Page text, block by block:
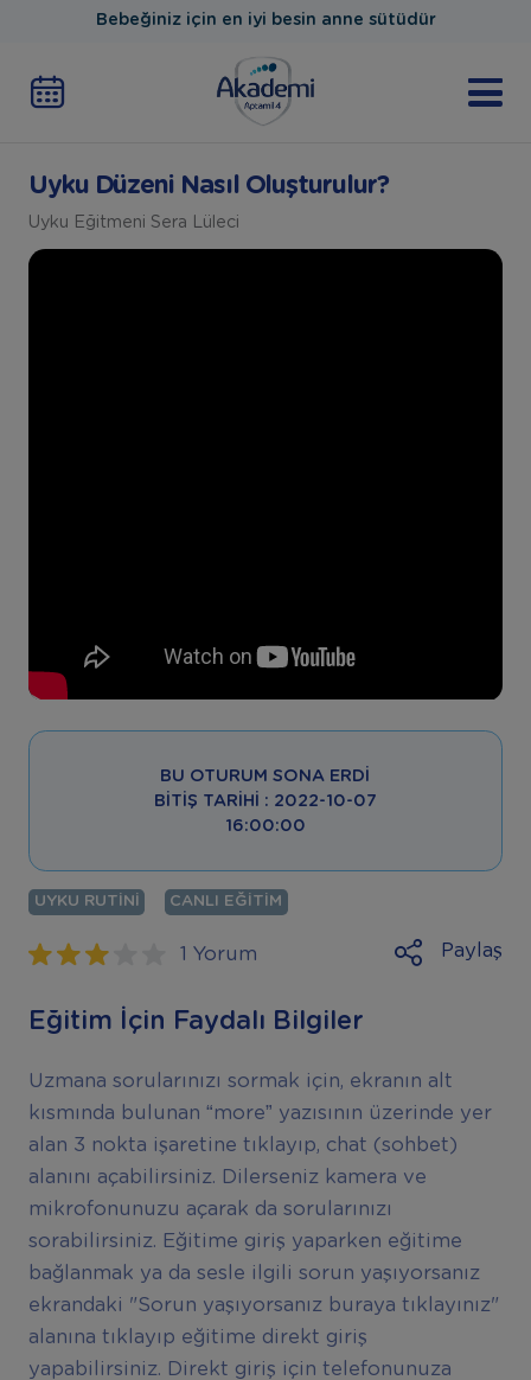
Bebeğiniz için en iyi besin anne sütüdür
Uyku Düzeni Nasıl Oluşturulur?
Uyku Eğitmeni Sera Lüleci
BU OTURUM SONA ERDI
BITIŞ TARIHI : 2022-10-07
16:00:00
UYKU RUTINI CANLI EĞITIM
1 Yorum Paylaş
Eğitim İçin Faydalı Bilgiler
Uzmana sorularınızı sormak için, ekranın alt
kısmında bulunan “more” yazısının üzerinde yer
alan 3 nokta işaretine tıklayıp, chat (sohbet)
alanını açabilirsiniz. Dilerseniz kamera ve
mikrofonunuzu açarak da sorularınızı
sorabilirsiniz. Eğitime giriş yaparken eğitime
bağlanmak ya da sesle ilgili sorun yaşıyorsanız
ekrandaki "Sorun yaşıyorsanız buraya tıklayınız"
alanına tıklayıp eğitime direkt giriş
yapabilirsiniz. Direkt giriş için telefonunuza